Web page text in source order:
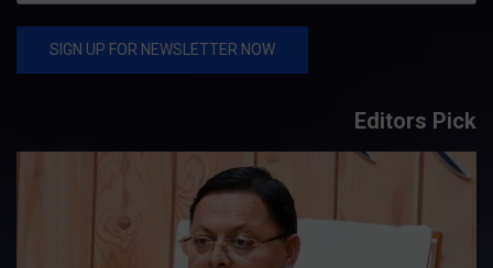
Editors Pick